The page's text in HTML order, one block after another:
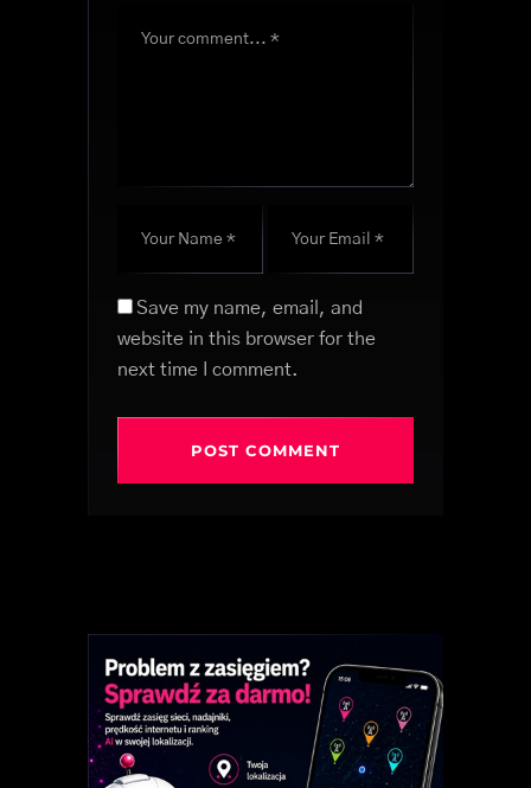
Save my name, email, and
website in this browser for the
next time I comment.